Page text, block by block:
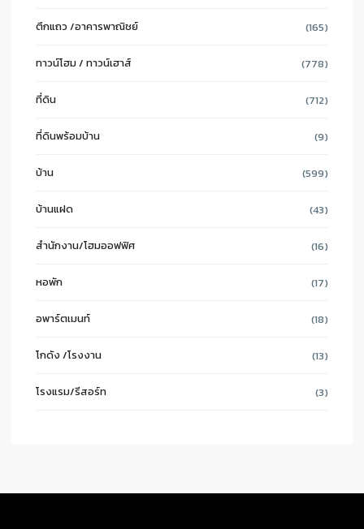
ตึกแถว /อาคารพาณิชย์ (165)
ทาวน์โฮม / ทาวน์เฮาส์ (778)
ที่ดิน (712)
ที่ดินพร้อมบ้าน (9)
บ้าน (599)
บ้านแฝด (43)
สำนักงาน/โฮมออฟฟิศ (16)
หอพัก (17)
อพาร์ตเมนท์ (18)
โกดัง /โรงงาน (13)
โรงแรม/รีสอร์ท (3)